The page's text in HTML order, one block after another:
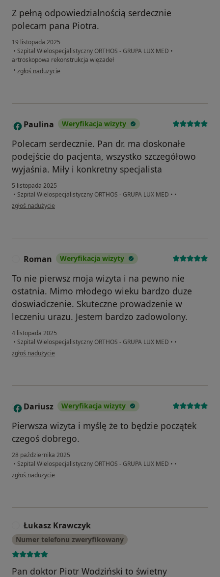
Z pełną odpowiedzialnością serdecznie
polecam pana Piotra.
19 listopada 2025
• Szpital Wielospecjalistyczny ORTHOS - GRUPA LUX MED •
artroskopowa rekonstrukcja więzadeł
• w opinii użytkownika Marcin
zgłoś nadużycie
P Paulina Weryfikacja wizyty
Polecam serdecznie. Pan dr. ma doskonałe
podejście do pacjenta, wszystko szczegółowo
wyjaśnia. Miły i konkretny specjalista
5 listopada 2025
• Szpital Wielospecjalistyczny ORTHOS - GRUPA LUX MED • •
w opinii użytkownika Paulina
zgłoś nadużycie
Roman Weryfikacja wizyty
To nie pierwsz moja wizyta i na pewno nie
ostatnia. Mimo młodego wieku bardzo duze
doswiadczenie. Skuteczne prowadzenie w
leczeniu urazu. Jestem bardzo zadowolony.
4 listopada 2025
• Szpital Wielospecjalistyczny ORTHOS - GRUPA LUX MED • •
w opinii użytkownika Roman
zgłoś nadużycie
D Dariusz Weryfikacja wizyty
Pierwsza wizyta i myślę że to będzie początek
czegoś dobrego.
28 października 2025
• Szpital Wielospecjalistyczny ORTHOS - GRUPA LUX MED • •
w opinii użytkownika Dariusz
zgłoś nadużycie
Łukasz Krawczyk
Numer telefonu zweryfikowany
Pan doktor Piotr Wodziński to świetny